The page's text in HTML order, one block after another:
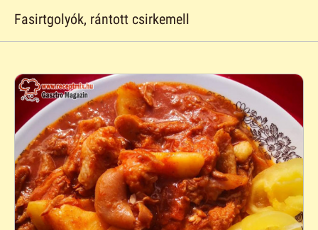
Fasirtgolyók, rántott csirkemell